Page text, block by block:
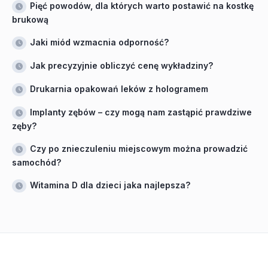
Pięć powodów, dla których warto postawić na kostkę
brukową
Jaki miód wzmacnia odporność?
Jak precyzyjnie obliczyć cenę wykładziny?
Drukarnia opakowań leków z hologramem
Implanty zębów – czy mogą nam zastąpić prawdziwe
zęby?
Czy po znieczuleniu miejscowym można prowadzić
samochód?
Witamina D dla dzieci jaka najlepsza?